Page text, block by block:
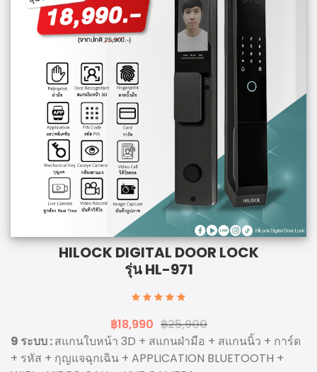
HILOCK DIGITAL DOOR LOCK
รุ่น HL-971
฿18,990 ฿25,900
9 ระบบ :สแกนใบหน้า 3D + สแกนฝ่ามือ + สแกนนิ้ว + การ์ด
+ รหัส + กุญแจฉุกเฉิน + APPLICATION BLUETOOTH +